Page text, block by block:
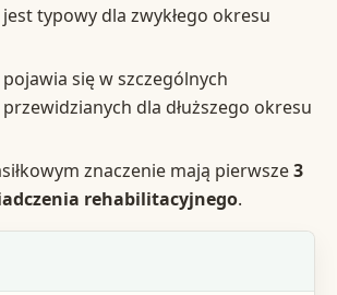
jest typowy dla zwykłego okresu
pojawia się w szczególnych
dla dłuższego okresu
znaczenie mają pierwsze3
rehabilitacyjnego.